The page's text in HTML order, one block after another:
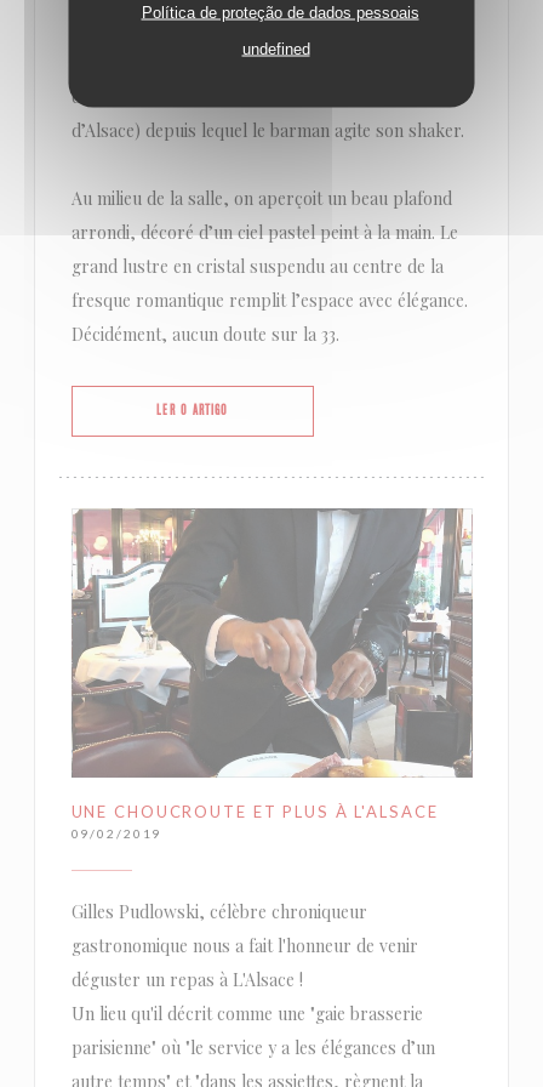
Política de proteção de dados pessoais
undefined
Face à nous, un comptoir de bar moderne (orné
d’une jolie mosaïque rouge aux airs subtils
d’Alsace) depuis lequel le barman agite son shaker.
Au milieu de la salle, on aperçoit un beau plafond
arrondi, décoré d’un ciel pastel peint à la main. Le
grand lustre en cristal suspendu au centre de la
fresque romantique remplit l’espace avec élégance.
Décidément, aucun doute sur la 33.
LER O ARTIGO
UNE CHOUCROUTE ET PLUS À L'ALSACE
09/02/2019
Gilles Pudlowski, célèbre chroniqueur
gastronomique nous a fait l'honneur de venir
déguster un repas à L'Alsace !
Un lieu qu'il décrit comme une "gaie brasserie
parisienne" où "le service y a les élégances d’un
autre temps" et "dans les assiettes, règnent la